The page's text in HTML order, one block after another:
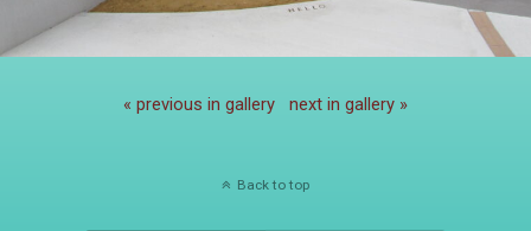
« previous in gallery next in gallery »
Back to top